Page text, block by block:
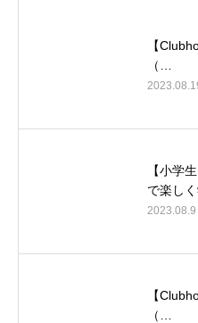
【
（…
【小学
で楽し
2023.08.9
【
（…